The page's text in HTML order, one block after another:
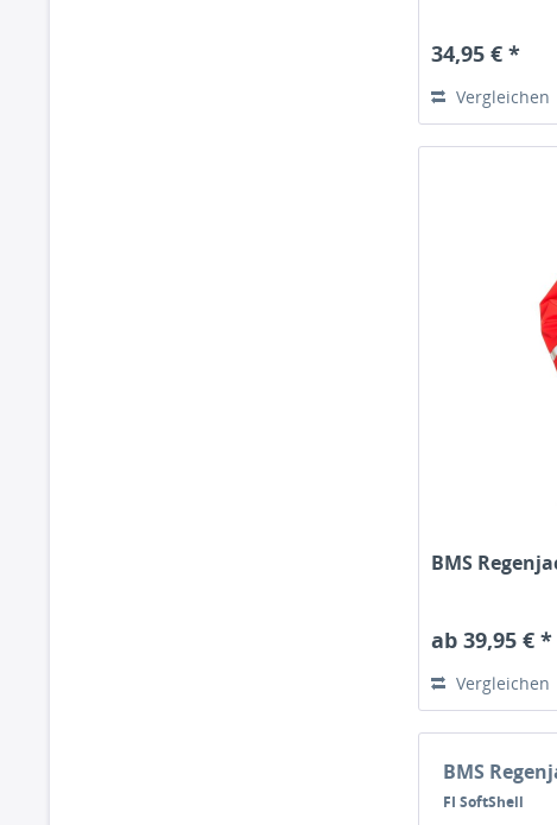
34,95 € *
Vergleichen
BMS
ab 39,95 € *
Vergleichen
BMS
FI SoftShell